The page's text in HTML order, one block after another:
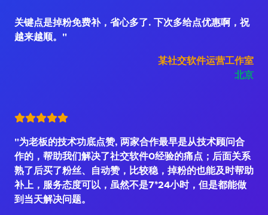
关键点是掉粉免费补，省心多了. 下次多给点优惠啊，祝
越来越顺。"
某社交软件运营工作室
北京
"为老板的技术功底点赞, 两家合作最早是从技术顾问合
作的，帮助我们解决了社交软件0经验的痛点；后面关系
熟了后买了粉丝、自动赞，比较稳，掉粉的也能及时帮助
补上，服务态度可以，虽然不是7*24小时，但是都能做
到当天解决问题。